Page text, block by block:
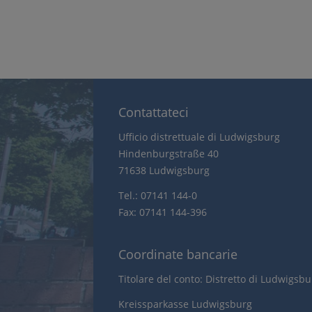
Contattateci
Ufficio distrettuale di Ludwigsburg
Hindenburgstraße 40
71638 Ludwigsburg
Tel.: 07141 144-0
Fax: 07141 144-396
Coordinate bancarie
Titolare del conto: Distretto di
Kreissparkasse Ludwigsburg